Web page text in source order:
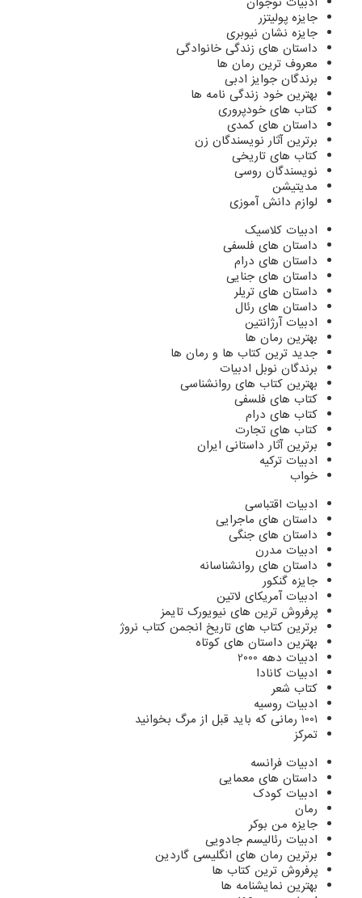
جایزه پولیتزر
جایزه نشان نیوبری
داستان های زندگی خانوادگی
معروف ترین رمان ها
برندگان جوایز ادبی
بهترین خود زندگی نامه ها
کتاب های خودپروری
داستان های کمدی
برترین آثار نویسندگان زن
کتاب های تاریخی
نویسندگان روسی
مدیتیشن
لوازم دانش آموزی
ادبیات کلاسیک
داستان های فلسفی
داستان های درام
داستان های جنایی
داستان های تریلر
داستان های رئال
ادبیات آرژانتین
بهترین رمان ها
جدید ترین کتاب ها و رمان ها
برندگان نوبل ادبیات
بهترین کتاب های روانشناسی
کتاب های فلسفی
کتاب های درام
کتاب های تجارت
برترین آثار داستانی ایران
ادبیات ترکیه
خواب
ادبیات اقتباسی
داستان های ماجرایی
داستان های جنگی
ادبیات مدرن
داستان های روانشناسانه
جایزه گنکور
ادبیات آمریکای لاتین
پرفروش ترین های نیویورک تایمز
برترین کتاب های تاریخ انجمن کتاب نروژ
بهترین داستان های کوتاه
ادبیات دهه 2000
ادبیات کانادا
کتاب شعر
ادبیات روسیه
1001 رمانی که باید قبل از مرگ بخوانید
تمرکز
ادبیات فرانسه
داستان های معمایی
ادبیات کودک
رمان
جایزه من بوکر
ادبیات رئالیسم جادویی
برترین رمان های انگلیسی گاردین
پرفروش ترین کتاب ها
بهترین نمایشنامه ها